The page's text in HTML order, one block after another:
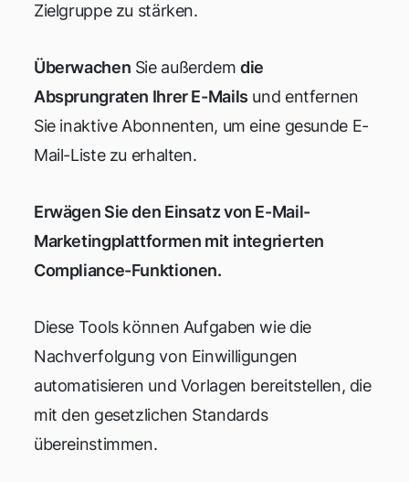
Zielgruppe zu stärken.
Überwachen Sie außerdem die
Absprungraten Ihrer E-Mails und entfernen
Sie inaktive Abonnenten, um eine gesunde E-
Mail-Liste zu erhalten.
Erwägen Sie den Einsatz von E-Mail-
Marketingplattformen mit integrierten
Compliance-Funktionen.
Diese Tools können Aufgaben wie die
Nachverfolgung von Einwilligungen
automatisieren und Vorlagen bereitstellen, die
mit den gesetzlichen Standards
übereinstimmen.